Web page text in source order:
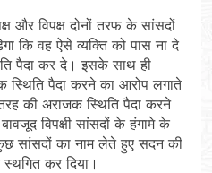
और विपक्ष दोनों तरफ के सांसदों
कि वह ऐसे व्यक्ति को पास ना दे
पैदा कर दे। इसके साथ ही
स्थिति पैदा करने का आरोप लगाते
की अराजक स्थिति पैदा करने
विपक्षी सांसदों के हंगामे के
सांसदों का नाम लेते हुए सदन की
कर दिया।